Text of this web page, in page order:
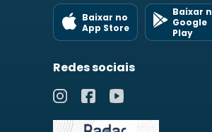
Baixar no
App Store
Baixar
Google
Play
Redes sociais